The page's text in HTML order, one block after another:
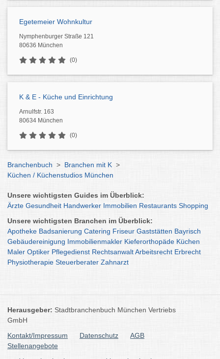
Egetemeier Wohnkultur
Nymphenburger Straße 121
80636 München
(0)
K & E - Küche und Einrichtung
Arnulfstr. 163
80634 München
(0)
Branchenbuch > Branchen mit K >
Küchen / Küchenstudios München
Unsere wichtigsten Guides im Überblick:
Ärzte Gesundheit Handwerker Immobilien Restaurants Shopping
Unsere wichtigsten Branchen im Überblick:
Apotheke Badsanierung Catering Friseur Gaststätten Bayrisch
Gebäudereinigung Immobilienmakler Kieferorthopäde Küchen
Maler Optiker Pflegedienst RechtsanwaltArbeitsrecht Erbrecht
Physiotherapie Steuerberater Zahnarzt
Herausgeber: Stadtbranchenbuch München Vertriebs
GmbH
Kontakt/Impressum
Datenschutz
AGB
Stellenangebote